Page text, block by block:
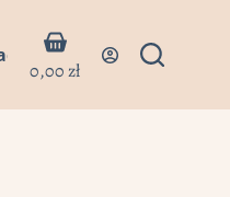
Блог Контакти
Кошик
0,00zł